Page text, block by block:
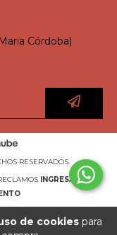
de cookiespara
Córdoba)
RESERVADOS.
INGRESÁ ACÁ.